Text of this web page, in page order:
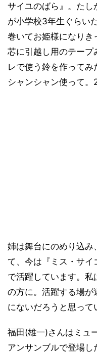
サイユのばら』。た
が小学校3年生ぐらい
巻いてお姫様になり
芯に引越し用のテープ
レで使う鈴を作って
シャンシャン使って。
姉は舞台にのめり込み
て、今は『ミス・サ
で活躍しています。
の方に。活躍する場
にないだろうと思って
福田(雄一)さんはミュ
アンサンブルで登場